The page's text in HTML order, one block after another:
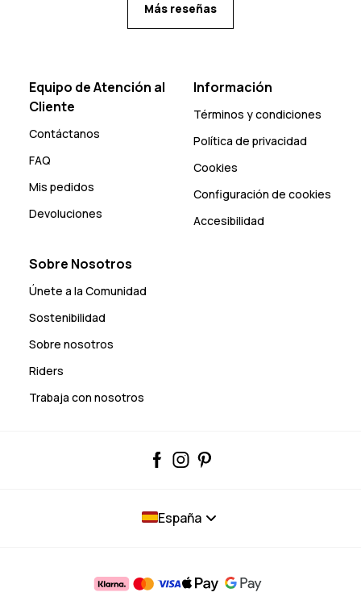
Más reseñas
Equipo de Atención al
Cliente
Contáctanos
FAQ
Mis pedidos
Devoluciones
Información
Términos y condiciones
Política de privacidad
Cookies
Configuración de cookies
Accesibilidad
Sobre Nosotros
Únete a la Comunidad
Sostenibilidad
Sobre nosotros
Riders
Trabaja con nosotros
España